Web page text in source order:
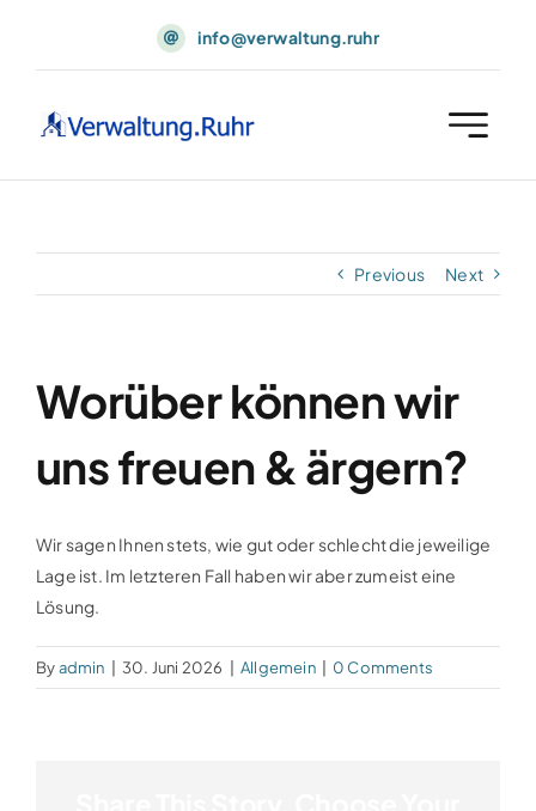
content
info@verwaltung.ruhr
Previous Next
Worüber können wir
uns freuen & ärgern?
Wir sagen Ihnen stets, wie gut oder schlecht die jeweilige
Lage ist. Im letzteren Fall haben wir aber zumeist eine
Lösung.
Byadmin 30. Juni 2026 Allgemein 0 Comments